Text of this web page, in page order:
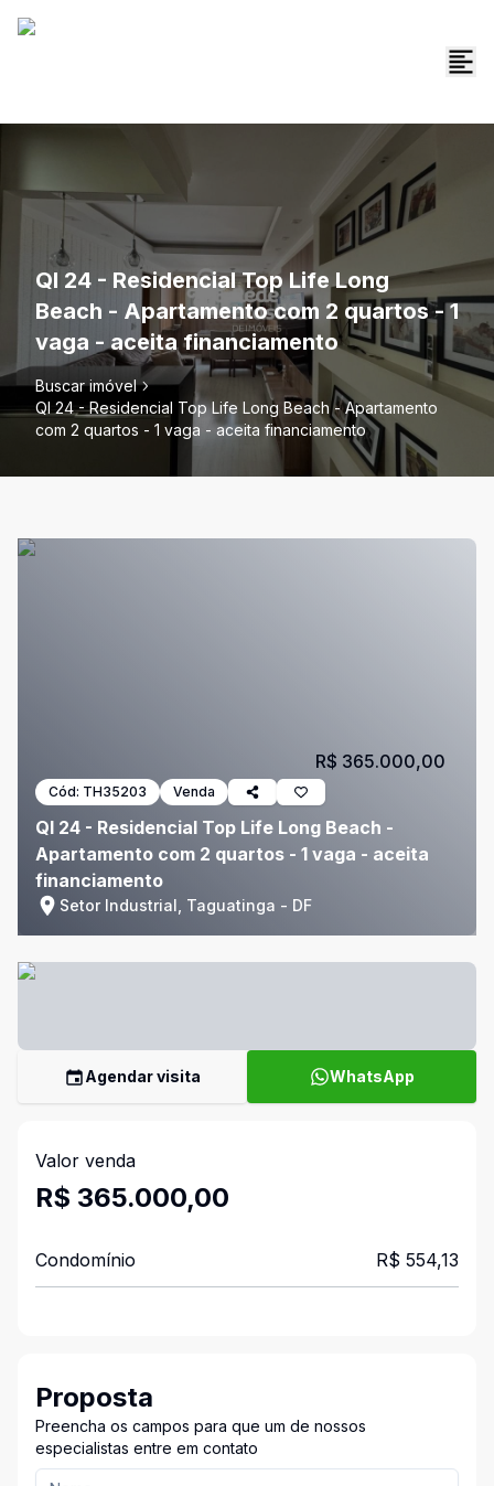
QI 24 - Residencial Top Life Long
Beach - Apartamento com 2 quartos - 1
vaga - aceita financiamento
Buscar imóvel
QI 24 - Residencial Top Life Long Beach - Apartamento
com 2 quartos - 1 vaga - aceita financiamento
Cód: TH35203 Venda
QI 24 - Residencial Top Life Long Beach -
Apartamento com 2 quartos - 1 vaga - aceita
financiamento
Setor Industrial, Taguatinga - DF
R$ 365.000,00
Agendar visita WhatsApp
Valor venda
R$ 365.000,00
Condomínio R$ 554,13
Proposta
Preencha os campos para que um de nossos
especialistas entre em contato